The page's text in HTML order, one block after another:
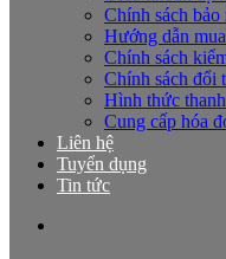
Chính sách bảo
Hướng dẫn
Chính sách
Chính sách đổi
Hình thức
Cung cấp hóa
Liên hệ
Tuyển dụng
Tin tức